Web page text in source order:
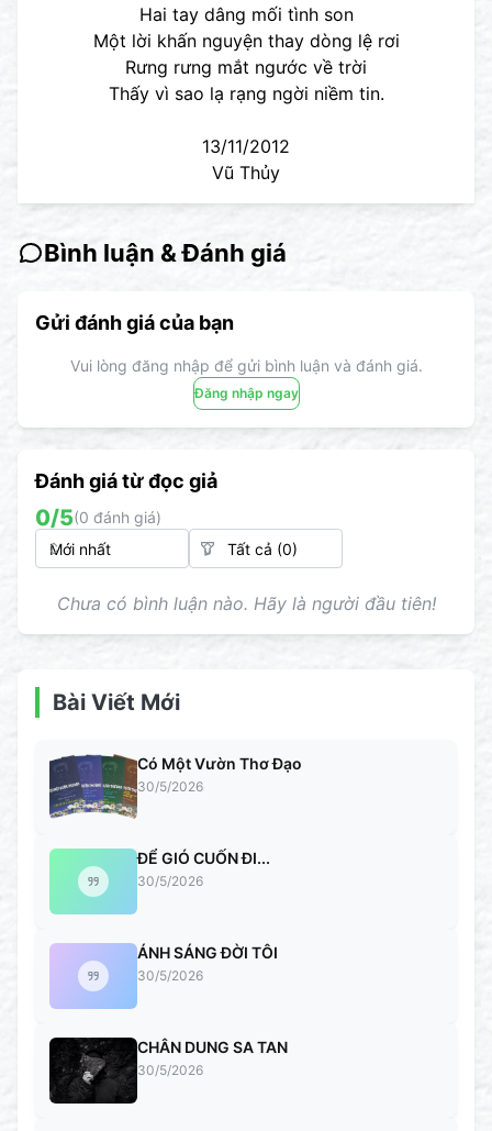
Hai tay dâng mối tình son
Một lời khấn nguyện thay dòng lệ rơi
Rưng rưng mắt ngước về trời
Thấy vì sao lạ rạng ngời niềm tin.
13/11/2012
Vũ Thủy
Bình luận & Đánh giá
Gửi đánh giá của bạn
Vui lòng đăng nhập để gửi bình luận và đánh giá.
Đăng nhập ngay
Đánh giá từ đọc giả
0/5(0 đánh giá)
Chưa có bình luận nào. Hãy là người đầu tiên!
Bài Viết Mới
Có Một Vườn Thơ Đạo
30/5/2026
ĐỂ GIÓ CUỐN ĐI...
30/5/2026
ÁNH SÁNG ĐỜI TÔI
30/5/2026
CHÂN DUNG SA TAN
30/5/2026